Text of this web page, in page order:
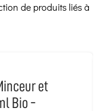
de produits liés à
et
Bio -